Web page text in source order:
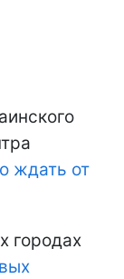
ждать от
городах